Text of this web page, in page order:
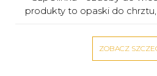
produkty to opaski do
ZOBACZ